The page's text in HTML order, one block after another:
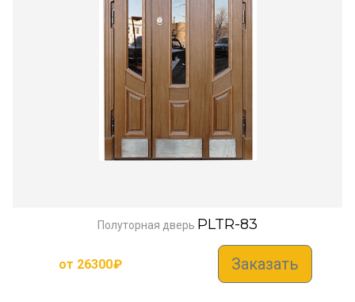
Полуторная дверь PLTR-83
от 26300₽ Заказать